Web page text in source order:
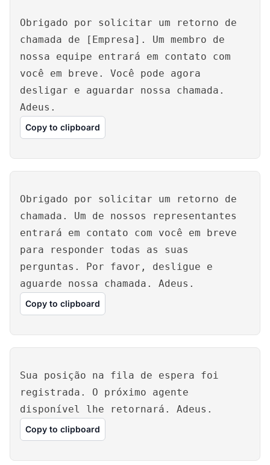
Obrigado por solicitar um retorno de
chamada de [Empresa]. Um membro de
nossa equipe entrará em contato com
você em breve. Você pode agora
desligar e aguardar nossa chamada.
Adeus.
Copy to clipboard
Obrigado por solicitar um retorno de
chamada. Um de nossos representantes
entrará em contato com você em breve
para responder todas as suas
perguntas. Por favor, desligue e
aguarde nossa chamada. Adeus.
Copy to clipboard
Sua posição na fila de espera foi
registrada. O próximo agente
disponível lhe retornará. Adeus.
Copy to clipboard